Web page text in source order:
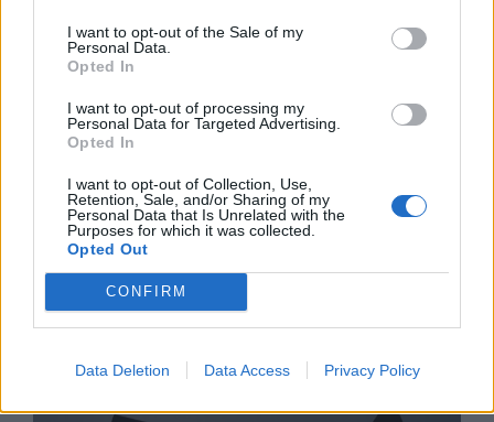
I want to opt-out of the Sale of my
Personal Data.
Opted In
I want to opt-out of processing my
Personal Data for Targeted Advertising.
Opted In
I want to opt-out of Collection, Use,
Retention, Sale, and/or Sharing of my
Personal Data that Is Unrelated with the
Purposes for which it was collected.
Opted Out
CONFIRM
Data Deletion Data Access Privacy Policy
Световните приходи от продажбите
на смартфони достигнаха 109
03.08.2026 / 11:30